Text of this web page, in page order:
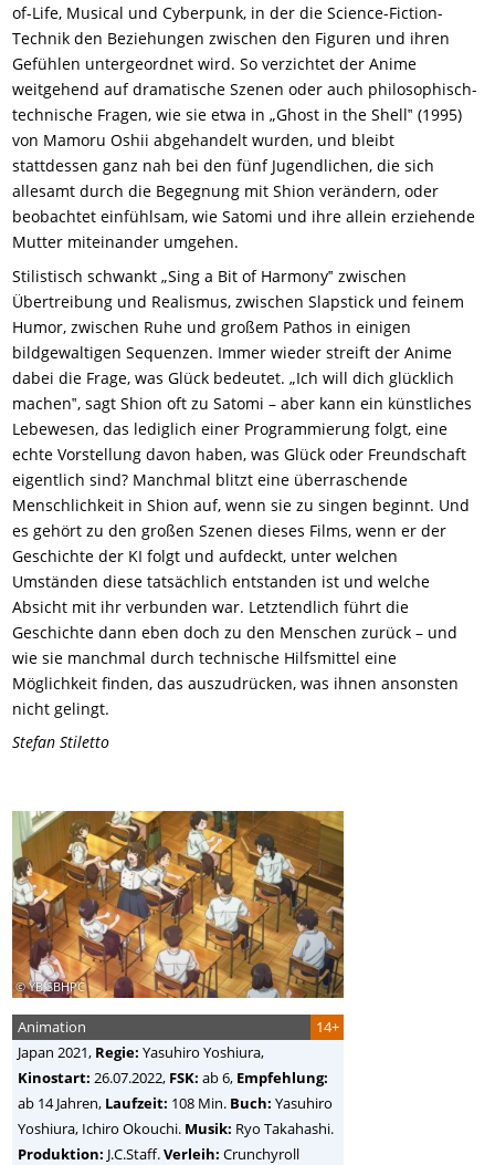
of-Life, Musical und Cyberpunk, in der die Science-Fiction-
Technik den Beziehungen zwischen den Figuren und ihren
Gefühlen untergeordnet wird. So verzichtet der Anime
weitgehend auf dramatische Szenen oder auch philosophisch-
technische Fragen, wie sie etwa in „Ghost in the Shell‟ (1995)
von Mamoru Oshii abgehandelt wurden, und bleibt
stattdessen ganz nah bei den fünf Jugendlichen, die sich
allesamt durch die Begegnung mit Shion verändern, oder
beobachtet einfühlsam, wie Satomi und ihre allein erziehende
Mutter miteinander umgehen.
Stilistisch schwankt „Sing a Bit of Harmony‟ zwischen
Übertreibung und Realismus, zwischen Slapstick und feinem
Humor, zwischen Ruhe und großem Pathos in einigen
bildgewaltigen Sequenzen. Immer wieder streift der Anime
dabei die Frage, was Glück bedeutet. „Ich will dich glücklich
machen‟, sagt Shion oft zu Satomi – aber kann ein künstliches
Lebewesen, das lediglich einer Programmierung folgt, eine
echte Vorstellung davon haben, was Glück oder Freundschaft
eigentlich sind? Manchmal blitzt eine überraschende
Menschlichkeit in Shion auf, wenn sie zu singen beginnt. Und
es gehört zu den großen Szenen dieses Films, wenn er der
Geschichte der KI folgt und aufdeckt, unter welchen
Umständen diese tatsächlich entstanden ist und welche
Absicht mit ihr verbunden war. Letztendlich führt die
Geschichte dann eben doch zu den Menschen zurück – und
wie sie manchmal durch technische Hilfsmittel eine
Möglichkeit finden, das auszudrücken, was ihnen ansonsten
nicht gelingt.
Stefan Stiletto
© YB,SBHPC
14+
Animation
Japan 2021, Regie: Yasuhiro Yoshiura,
Kinostart: 26.07.2022, FSK: ab 6, Empfehlung:
ab 14 Jahren, Laufzeit: 108 Min. Buch: Yasuhiro
Yoshiura, Ichiro Okouchi. Musik: Ryo Takahashi.
Produktion: J.C.Staff.Verleih: Crunchyroll